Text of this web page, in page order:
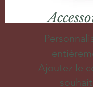
Ajoutez le